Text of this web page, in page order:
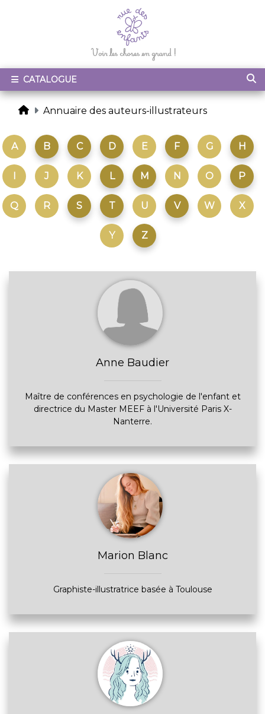
CATALOGUE
Annuaire des auteurs-illustrateurs
A B C D E F G H
I J K L M N O P
Q R S T U V W X
Y Z
Anne Baudier
Maître de conférences en psychologie de l'enfant et
directrice du Master MEEF à l'Université Paris X-
Nanterre.
Marion Blanc
Graphiste-illustratrice basée à Toulouse